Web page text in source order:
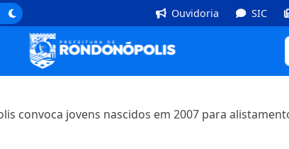
[4] Ouvidoria SIC
convoca jovens nascidos em 2007 para